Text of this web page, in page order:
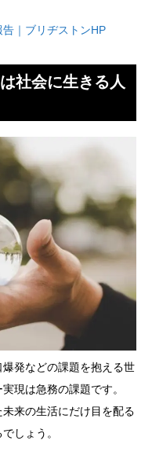
｜ブリヂストンHP
社会に生きる人
発などの課題を抱える世
現は急務の課題です。
来の生活にだけ目を配る
しょう。